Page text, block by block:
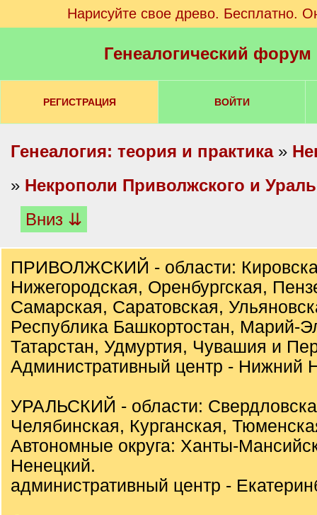
Нарисуйте свое древо. Бесплатно.
Генеалогический
РЕГИСТРАЦИЯ ВОЙТИ
Генеалогия: теория и практика»
» Некрополи Приволжского и
Вниз ⇊
ПРИВОЛЖСКИЙ - области:
Нижегородская, Оренбургская,
Самарская, Саратовская,
Республика Башкортостан, Марий-
Татарстан, Удмуртия, Чувашия и
Административный центр - Нижний
УРАЛЬСКИЙ - области:
Челябинская, Курганская,
Автономные округа: Ханты-
Ненецкий.
административный центр -